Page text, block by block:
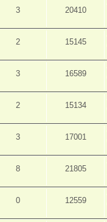
3 20410
2 15145
3 16589
2 15134
3 17001
8 21805
0 12559